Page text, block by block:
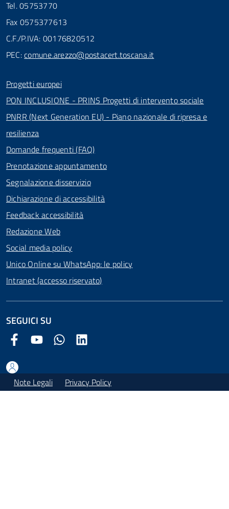
Tel. 05753770
Fax 0575377613
C.F./P.IVA: 00176820512
PEC:comune.arezzo@postacert.toscana.it
Progetti europei
PON INCLUSIONE - PRINS Progetti di intervento sociale
PNRR (Next Generation EU) - Piano nazionale di ripresa e
resilienza
Domande frequenti (FAQ)
Prenotazione appuntamento
Segnalazione disservizio
Dichiarazione di accessibilità
Feedback accessibilità
Redazione Web
Social media policy
Unico Online su WhatsApp: le policy
Intranet (accesso riservato)
SEGUICI SU
Facebook Comune di Arezzo
Youtube Comune di Arezzo
Twitter Comune di Arezzo
Note Legali Privacy Policy